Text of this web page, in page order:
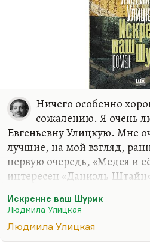
Ничего особенно
сожалению. Я очень
Евгеньевну Улицкую. Мне
лучшие, на мой взгляд,
первую очередь, «Медея и
интересен «Даниэль
безусловно, её
весьма. Но вот «Искренне
«Весёлые похороны» — это
Искренне ваш Шурик
Людмила Улицкая
Людмила Улицкая